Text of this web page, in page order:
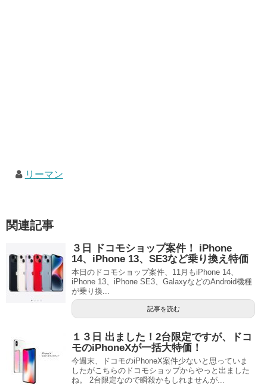
リーマン
関連記事
３日 ドコモショップ案件！ iPhone
14、iPhone 13、SE3など乗り換え特価
本日のドコモショップ案件、11月もiPhone 14、
iPhone 13、iPhone SE3、GalaxyなどのAndroid機種
が乗り換...
記事を読む
１３日 出ました！2台限定ですが、ドコ
モのiPhoneXが一括大特価！
今週末、ドコモのiPhoneX案件少ないと思っていま
したがこちらのドコモショップからやっと出ました
ね。 2台限定なので瞬殺かもしれませんが...